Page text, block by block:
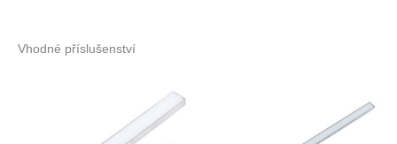
Vhodné příslušenství